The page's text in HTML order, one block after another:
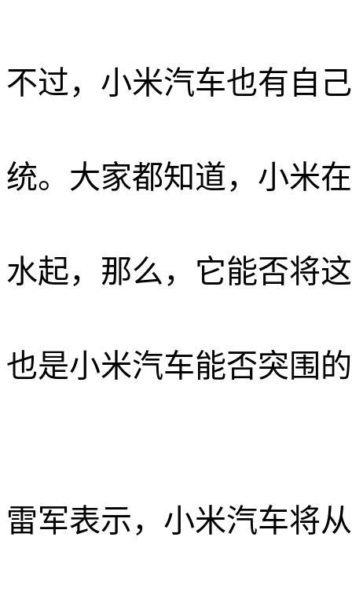
不过，小米汽车也有自
统。大家都知道，小米
水起，那么，它能否将
也是小米汽车能否突围
雷军表示，小米汽车将